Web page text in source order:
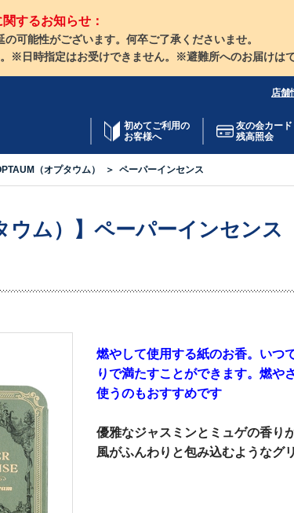
するお知らせ：
可能性がございます。何卒ご了承くださいませ。
※日時指定はお受けできません。※避難所へのお届けはで
店舗
初めてご利用の
お客様へ
友の会カード
残高照会
（オプタウム） ペーパーインセンス
ウム）】ペーパーインセン
燃やして使用する紙のお香。いつ
りで満たすことができます。燃や
使うのもおすすめです
優雅なジャスミンとミュゲの香り
風がふんわりと包み込むようなグ